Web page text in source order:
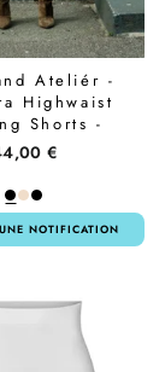
Ateliér -
Highwaist
Shorts -
€
NOTIFICATION